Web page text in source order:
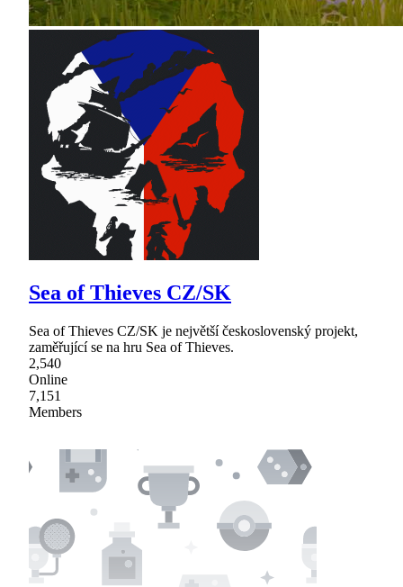
Sea of Thieves CZ/SK
Sea of Thieves CZ/SK je největší československý projekt,
zaměřující se na hru Sea of Thieves.
2,540
Online
7,151
Members